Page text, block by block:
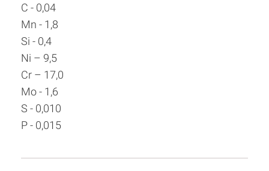
C - 0,04
Mn - 1,8
Si - 0,4
Ni – 9,5
Cr – 17,0
Мо - 1,6
S - 0,010
P - 0,015